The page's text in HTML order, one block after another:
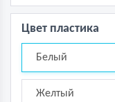
Цвет пластика
Белый
Желтый